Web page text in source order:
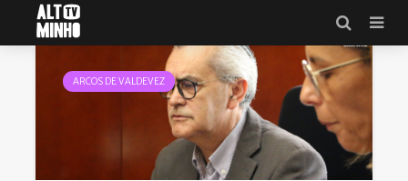
Política
ARCOS DE VALDEVEZ